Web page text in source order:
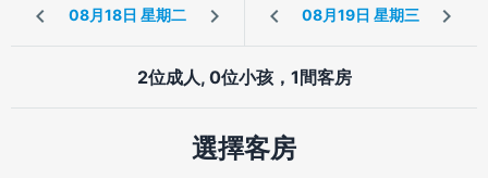
2位成人, 0位小孩，1間客房
選擇客房